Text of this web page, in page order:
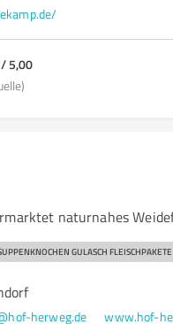
5,00
naturnahes
GULASCH
herweg.de www.hof-